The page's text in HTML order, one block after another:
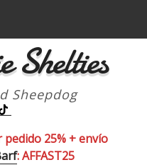
Shelties
Sheepdog
25% + envío
: AFFAST25